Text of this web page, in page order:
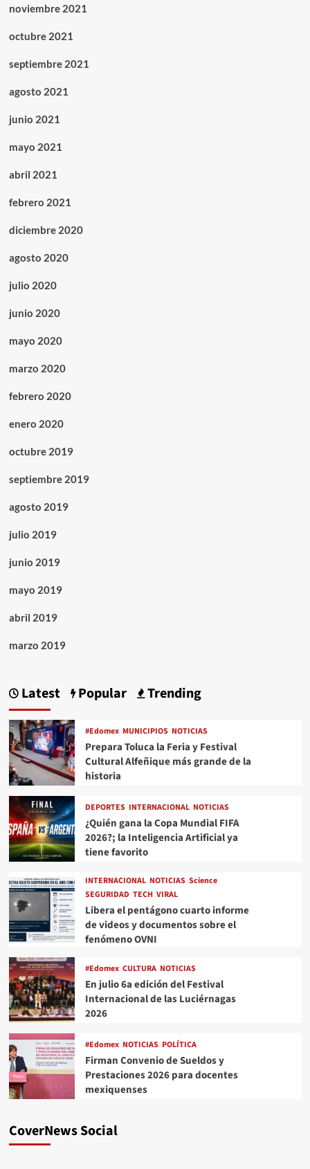
noviembre 2021
octubre 2021
septiembre 2021
agosto 2021
junio 2021
mayo 2021
abril 2021
febrero 2021
diciembre 2020
agosto 2020
julio 2020
junio 2020
mayo 2020
marzo 2020
febrero 2020
enero 2020
octubre 2019
septiembre 2019
agosto 2019
julio 2019
junio 2019
mayo 2019
abril 2019
marzo 2019
Latest Popular Trending
#Edomex MUNICIPIOS NOTICIAS
Prepara Toluca la Feria y Festival
Cultural Alfeñique más grande de la
historia
DEPORTES INTERNACIONAL NOTICIAS
¿Quién gana la Copa Mundial FIFA
2026?; la Inteligencia Artificial ya
tiene favorito
INTERNACIONAL NOTICIAS Science
SEGURIDAD TECH VIRAL
Libera el pentágono cuarto informe
de videos y documentos sobre el
fenómeno OVNI
#Edomex CULTURA NOTICIAS
En julio 6a edición del Festival
Internacional de las Luciérnagas
2026
#Edomex NOTICIAS POLÍTICA
Firman Convenio de Sueldos y
Prestaciones 2026 para docentes
mexiquenses
CoverNews Social